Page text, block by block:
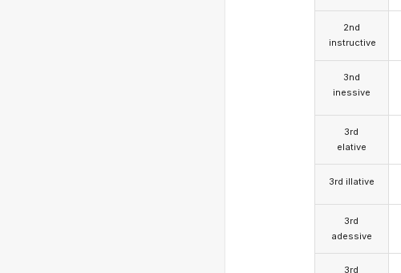
2nd
instructive
3nd
inessive
3rd
elative
3rd illative
3rd
adessive
3rd